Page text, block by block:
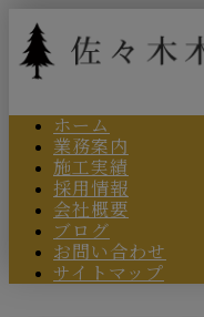
ホーム
業務案内
施工実績
採用情報
会社概要
ブログ
お問い合わせ
サイトマップ